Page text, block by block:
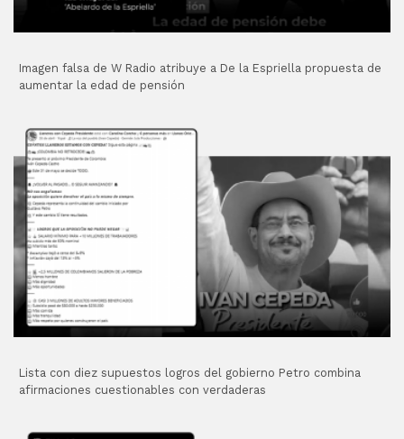
Imagen falsa de W Radio atribuye a De la Espriella propuesta de
aumentar la edad de pensión
Lista con diez supuestos logros del gobierno Petro combina
afirmaciones cuestionables con verdaderas